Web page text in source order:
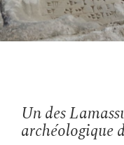
Un des
archéologique